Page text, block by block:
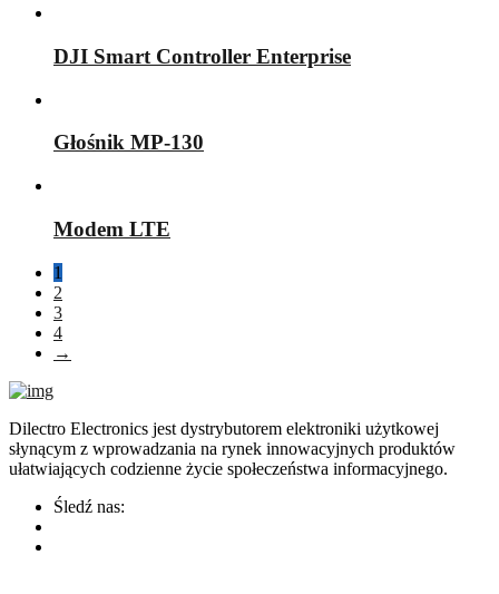
DJI Smart Controller Enterprise
Głośnik MP-130
Modem LTE
1
2
3
4
→
Dilectro Electronics jest dystrybutorem elektroniki użytkowej
słynącym z wprowadzania na rynek innowacyjnych produktów
ułatwiających codzienne życie społeczeństwa informacyjnego.
Śledź nas: